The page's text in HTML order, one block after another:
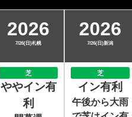
2026
7/26(日)札幌
芝
ややイン有
利
2026
7/26(日)新潟
芝
イン有利
午後から大雨